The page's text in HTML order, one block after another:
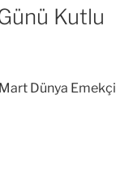
Kutlu
Mart Dünya Emekçi